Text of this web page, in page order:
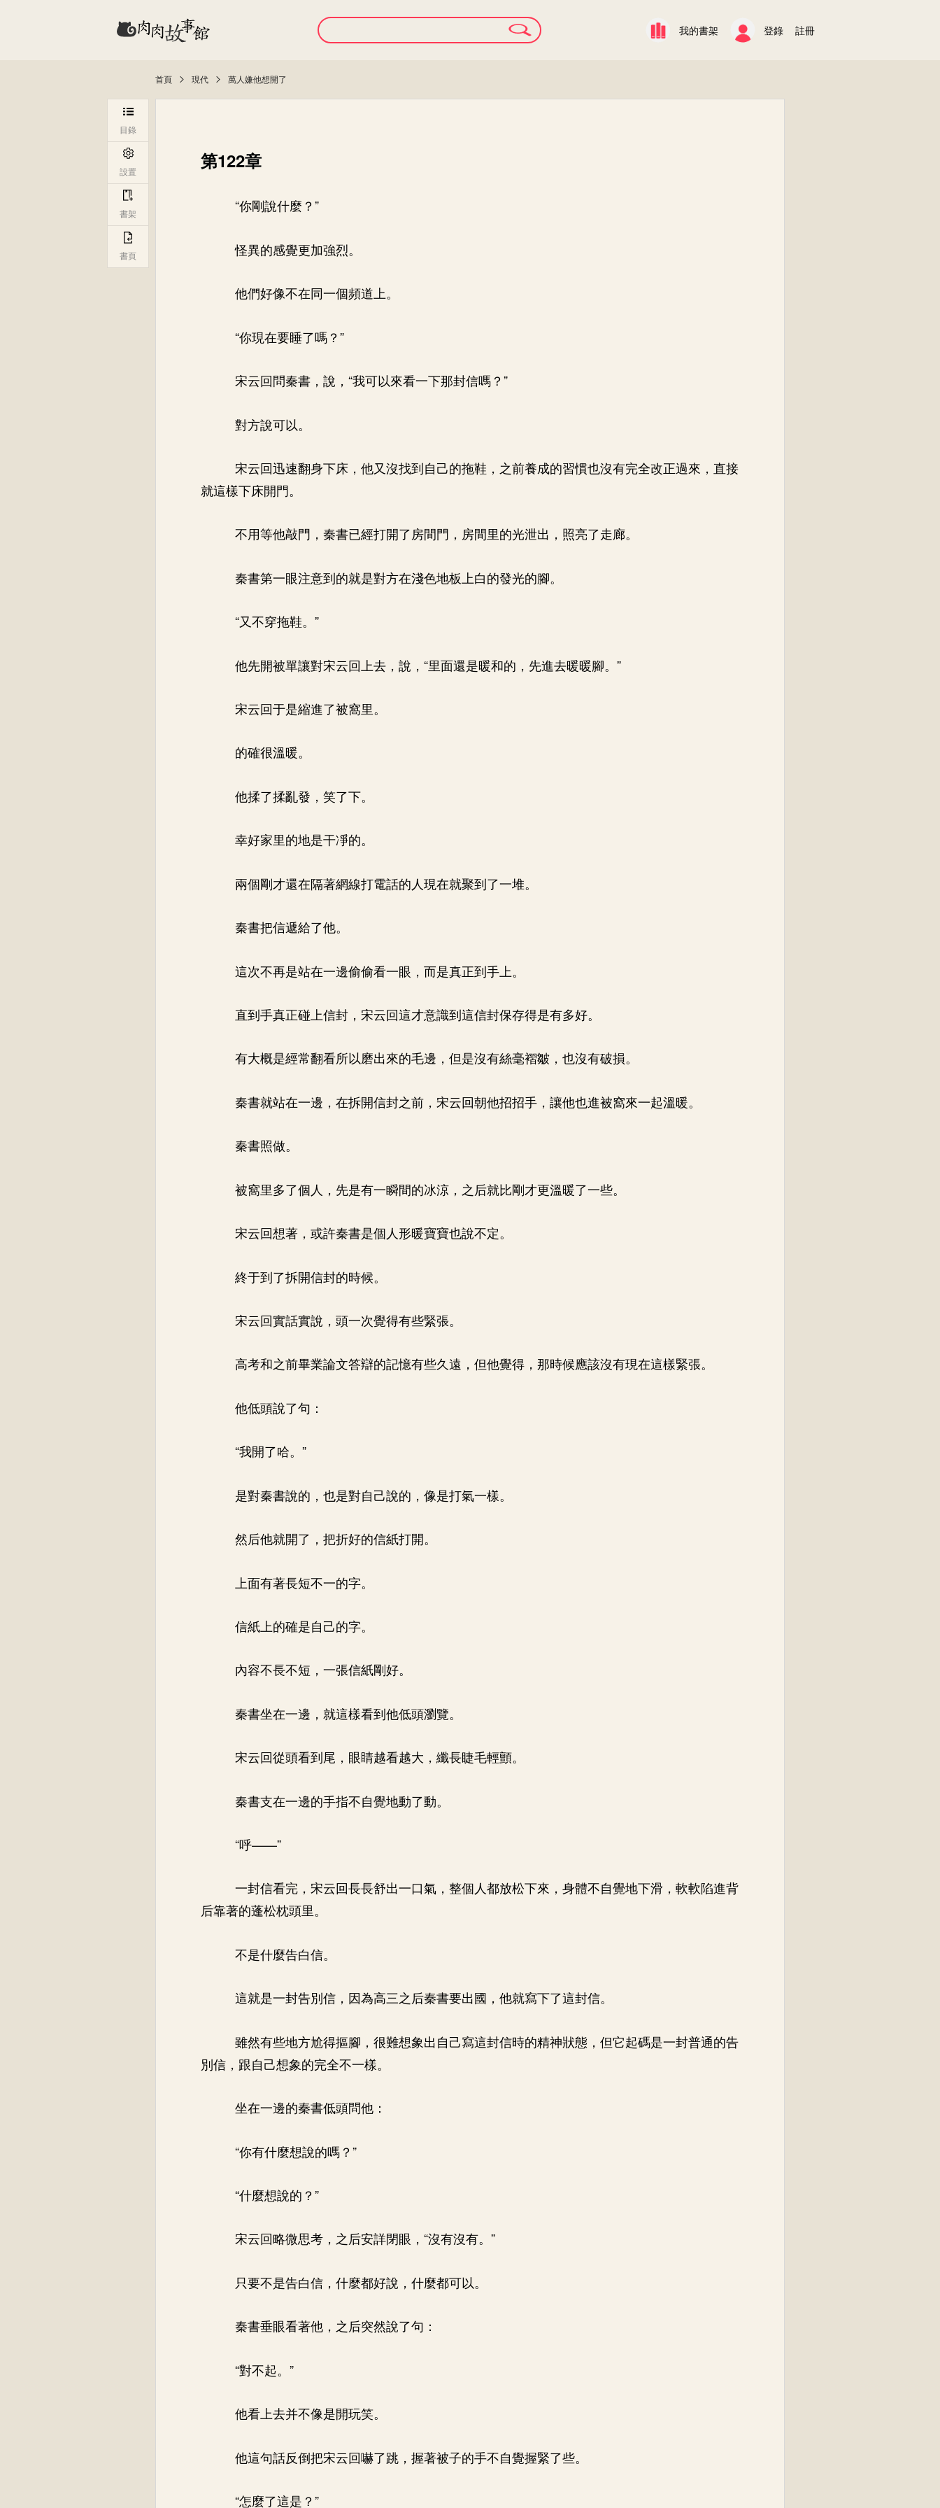
我的書架 登錄 註冊
首頁 現代 萬人嫌他想開了
目錄
設置
書架
書頁
第122章
“你剛說什麼？”
怪異的感覺更加強烈。
他們好像不在同一個頻道上。
“你現在要睡了嗎？”
宋云回問秦書，說，“我可以來看一下那封信嗎？”
對方說可以。
宋云回迅速翻身下床，他又沒找到自己的拖鞋，之前養成的習慣也沒有完全改正過來，直接
就這樣下床開門。
不用等他敲門，秦書已經打開了房間門，房間里的光泄出，照亮了走廊。
秦書第一眼注意到的就是對方在淺色地板上白的發光的腳。
“又不穿拖鞋。”
他先開被單讓對宋云回上去，說，“里面還是暖和的，先進去暖暖腳。”
宋云回于是縮進了被窩里。
的確很溫暖。
他揉了揉亂發，笑了下。
幸好家里的地是干凈的。
兩個剛才還在隔著網線打電話的人現在就聚到了一堆。
秦書把信遞給了他。
這次不再是站在一邊偷偷看一眼，而是真正到手上。
直到手真正碰上信封，宋云回這才意識到這信封保存得是有多好。
有大概是經常翻看所以磨出來的毛邊，但是沒有絲毫褶皺，也沒有破損。
秦書就站在一邊，在拆開信封之前，宋云回朝他招招手，讓他也進被窩來一起溫暖。
秦書照做。
被窩里多了個人，先是有一瞬間的冰涼，之后就比剛才更溫暖了一些。
宋云回想著，或許秦書是個人形暖寶寶也說不定。
終于到了拆開信封的時候。
宋云回實話實說，頭一次覺得有些緊張。
高考和之前畢業論文答辯的記憶有些久遠，但他覺得，那時候應該沒有現在這樣緊張。
他低頭說了句：
“我開了哈。”
是對秦書說的，也是對自己說的，像是打氣一樣。
然后他就開了，把折好的信紙打開。
上面有著長短不一的字。
信紙上的確是自己的字。
內容不長不短，一張信紙剛好。
秦書坐在一邊，就這樣看到他低頭瀏覽。
宋云回從頭看到尾，眼睛越看越大，纖長睫毛輕顫。
秦書支在一邊的手指不自覺地動了動。
“呼——”
一封信看完，宋云回長長舒出一口氣，整個人都放松下來，身體不自覺地下滑，軟軟陷進背
后靠著的蓬松枕頭里。
不是什麼告白信。
這就是一封告別信，因為高三之后秦書要出國，他就寫下了這封信。
雖然有些地方尬得摳腳，很難想象出自己寫這封信時的精神狀態，但它起碼是一封普通的告
別信，跟自己想象的完全不一樣。
坐在一邊的秦書低頭問他：
“你有什麼想說的嗎？”
“什麼想說的？”
宋云回略微思考，之后安詳閉眼，“沒有沒有。”
只要不是告白信，什麼都好說，什麼都可以。
秦書垂眼看著他，之后突然說了句：
“對不起。”
他看上去并不像是開玩笑。
他這句話反倒把宋云回嚇了跳，握著被子的手不自覺握緊了些。
“怎麼了這是？”